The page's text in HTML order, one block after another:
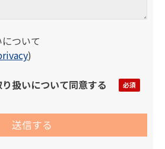
ついて
)
扱いについて同意する